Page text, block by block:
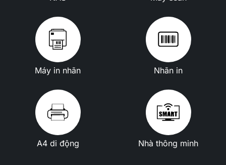
Máy in nhãn Nhãn in
A4 di động Nhà thông minh